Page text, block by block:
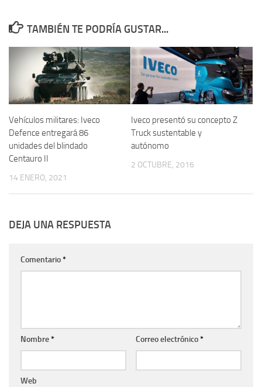
TAMBIÉN TE PODRÍA GUSTAR...
Vehículos militares: Iveco
Defence entregará 86
unidades del blindado
Centauro II
14 ENERO, 2021
Iveco presentó su concepto Z
Truck sustentable y
autónomo
2 OCTUBRE, 2016
DEJA UNA RESPUESTA
Comentario*
Nombre* Correo electrónico*
Web